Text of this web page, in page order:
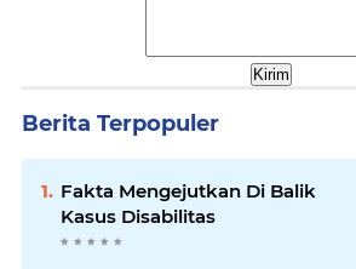
Berita Terpopuler
Fakta Mengejutkan Di Balik
Kasus Disabilitas